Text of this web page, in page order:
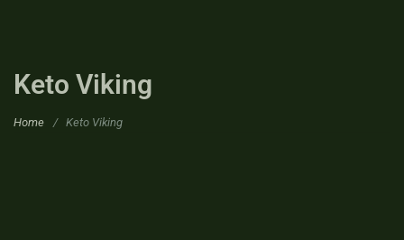
Keto Viking
Home / Keto Viking